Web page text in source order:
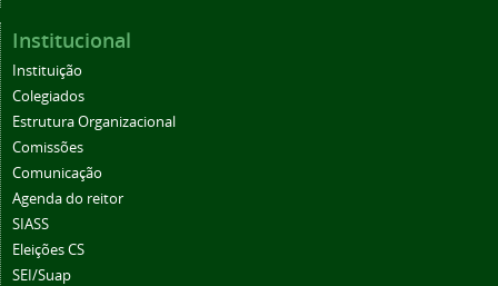
Institucional
Instituição
Colegiados
Estrutura Organizacional
Comissões
Comunicação
Agenda do reitor
SIASS
Eleições CS
SEI/Suap